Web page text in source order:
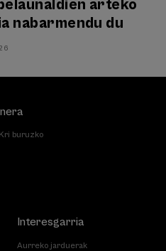
arteko
nabarmendu du
buruzko
Interesgarria
Aurreko jarduerak